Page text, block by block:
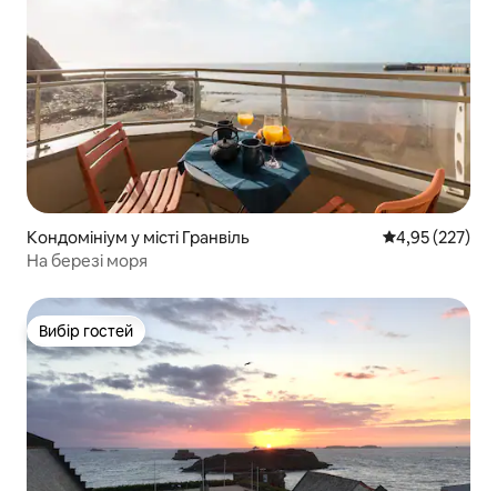
Кондомініум у місті Гранвіль Середня
4,95 (227)
На березі моря
Вибір гостей
Вибір гостей